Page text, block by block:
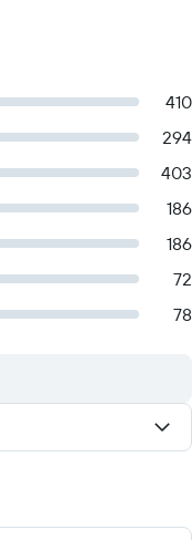
410
294
403
186
186
72
78